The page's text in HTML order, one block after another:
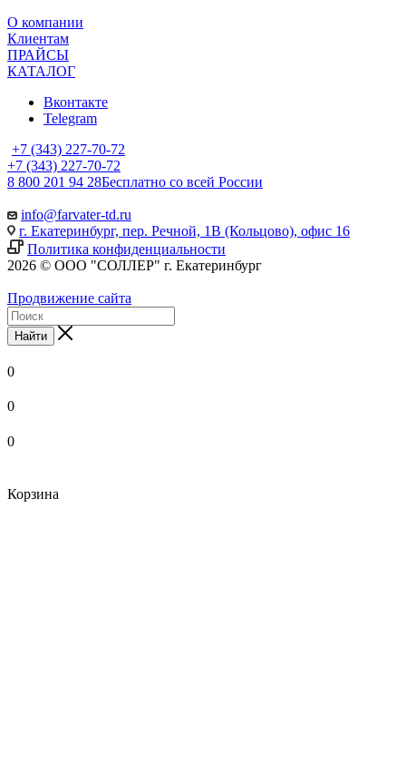
О компании
Клиентам
ПРАЙСЫ
КАТАЛОГ
Вконтакте
Telegram
+7 (343) 227-70-72
+7 (343) 227-70-72
8 800 201 94 28Бесплатно со всей России
info@farvater-td.ru
г. Екатеринбург, пер. Речной, 1В (Кольцово), офис 16
Политика конфиденциальности
2026 © ООО "СОЛЛЕР" г. Екатеринбург
Продвижение сайта
Найти
0
0
0
Корзина